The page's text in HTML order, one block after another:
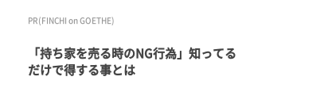
PR(FINCHI on GOETHE)
「持ち家を売る時のNG行為」知ってる
だけで得する事とは